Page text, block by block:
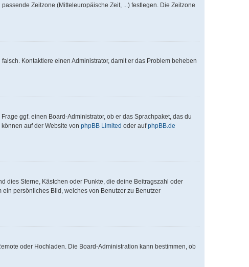
Zeitzone (Mitteleuropäische Zeit, ...) festlegen. Die Zeitzone
Kontaktiere einen Administrator, damit er das Problem beheben
ggf. einen Board-Administrator, ob er das Sprachpaket, das du
auf der Website von phpBB Limited oder aufphpBB.de
dies Sterne, Kästchen oder Punkte, die deine Beitragszahl oder
persönliches Bild, welches von Benutzer zu Benutzer
oder Hochladen. Die Board-Administration kann bestimmen, ob